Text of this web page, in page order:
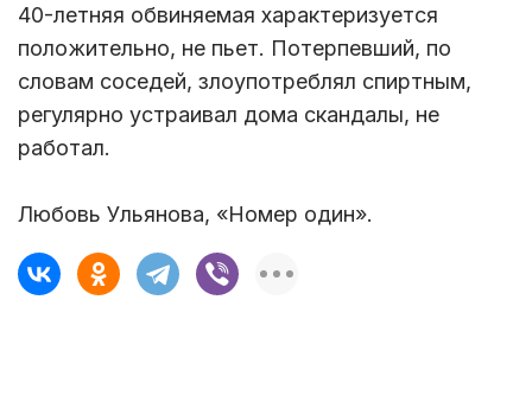
40-летняя обвиняемая характеризуется
положительно, не пьет. Потерпевший, по
словам соседей, злоупотреблял спиртным,
регулярно устраивал дома скандалы, не
работал.
Любовь Ульянова, «Номер один».